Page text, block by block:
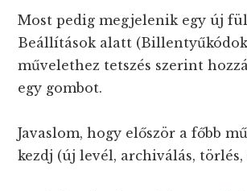
Most pedig megjelenik egy új
Beállítások alatt
művelethez tetszés szerint
egy gombot.
Javaslom, hogy először a főbb
kezdj (új levél, archiválás, törlés,